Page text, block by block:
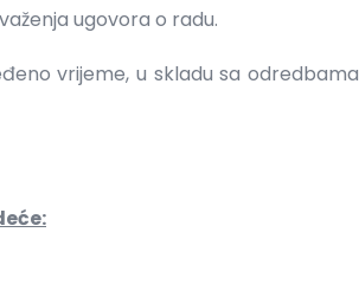
ugovora o radu.
vrijeme, u skladu sa odredbama